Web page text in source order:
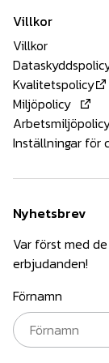
Villkor
Villkor
Kvalitetspolicy
Miljöpolicy
Inställningar för
Nyhetsbrev
Var först med
erbjudanden!
Förnamn